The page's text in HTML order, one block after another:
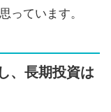
っています。
、長期投資は